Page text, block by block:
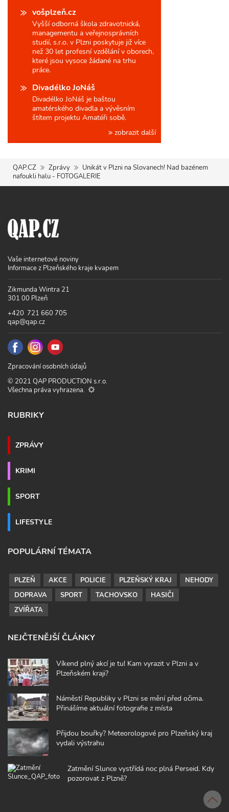
vošplzeň.cz
Vyšší odborná škola zdravotnická,
managementu a veřejnosprávních
studií, s.r.o. v Plzni poskytuje již více
než 30 let profesní vzdělání v oborech,
které jsou vysoce žádané na trhu
práce.
Divadélko JoNáš
Divadélko JoNáš je baštou
amatérského divadla a vývěsním
štítem projektu Amatéři sobě.
zobrazit další
QAP.CZ Zprávy
Unikát v Plzni na Slovanech! Nad bazénem
nafoukli halu - FOTOGALERIE
Vaše internetové noviny
Informace z Plzeňského kraje kvapem
Zikmunda Wintra 21
301 00 Plzeň
+420 721 660 705
qap@qap.cz
Zpracování osobních údajů
© 2021 QAP PRODUCTION s.r.o.
Všechna práva vyhrazena.
RUBRIKY
ZPRÁVY
KRIMI
SPORT
LIFESTYLE
POPULÁRNÍ TÉMATA
PLZEŇ AKCE POLICIE PLZEŇSKÝ KRAJ
NEHODY
DOPRAVA
SPORT TACHOVSKO
HASIČI
ZVÍŘATA
NEJČTENĚJŠÍ ČLÁNKY
Víkend plný akcí je tu! Kam vyrazit v Plzni a v
Plzeňském kraji?
Náměstí Republiky v Plzni se mění před očima.
Přinášíme aktuální fotografie z místa
Přijdou bouřky? Meteorologové pro Plzeňský kraj
vydali výstrahu
Zatmění Slunce vystřídá noc plná Perseid. Kdy
pozorovat z Plzně?